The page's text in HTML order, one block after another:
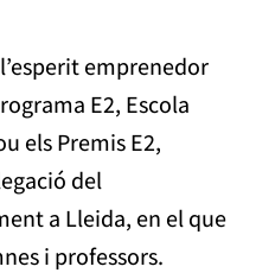
emprenedor
E2, Escola
els Premis E2,
del
a Lleida, en el que
i professors.